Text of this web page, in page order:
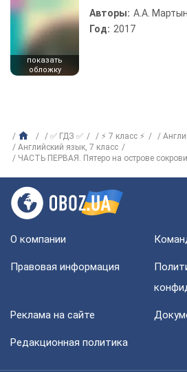
показать
обложку
Авторы: А.А.
Год: 2017
✅ ГДЗ ✅ ⚡ 7 класс ⚡
Английский язык, 7 класс
ЧАСТЬ ПЕРВАЯ. Пятеро на острове
О компании
Правовая информация
Реклама на сайте
Редакционная политика